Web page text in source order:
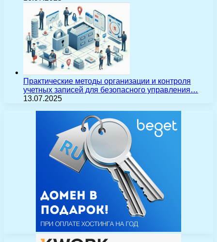
Практические методы организации и контроля
учетных записей для безопасного управления…
13.07.2025